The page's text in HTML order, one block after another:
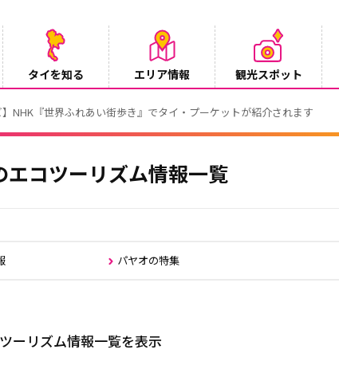
タイを知る エリア情報 観光スポット
】NHK『世界ふれあい街歩き』でタイ・プーケットが紹介されます
エコツーリズム情報一覧
パヤオの特集
ーリズム情報一覧を表示